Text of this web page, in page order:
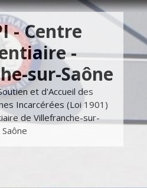
- Centre
-
sur-Saône
et d'Accueil des
Incarcérées (Loi 1901)
de Villefranche-sur-
Saône